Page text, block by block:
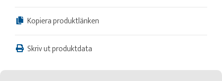
Kopiera produktlänken
Skriv ut produktdata